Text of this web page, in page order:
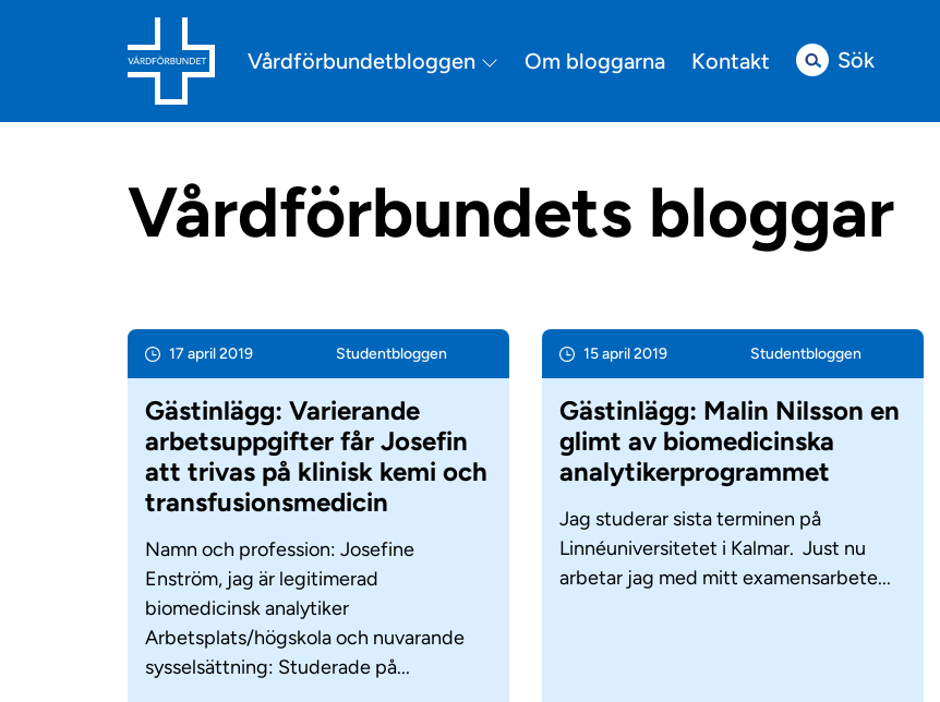
Vårdförbundetbloggen Om bloggarna Kontakt Sök
Vårdförbundets bloggar
17 april 2019 Student­bloggen
Gästinlägg: Varierande
arbetsuppgifter får Josefin
att trivas på klinisk kemi och
transfusionsmedicin
Namn och profession: Josefine
Enström, jag är legitimerad
biomedicinsk analytiker
Arbetsplats/högskola och nuvarande
sysselsättning: Studerade på...
15 april 2019 Student­bloggen
Gästinlägg: Malin Nilsson en
glimt av biomedicinska
analytikerprogrammet
Jag studerar sista terminen på
Linnéuniversitetet i Kalmar. Just nu
arbetar jag med mitt examensarbete...